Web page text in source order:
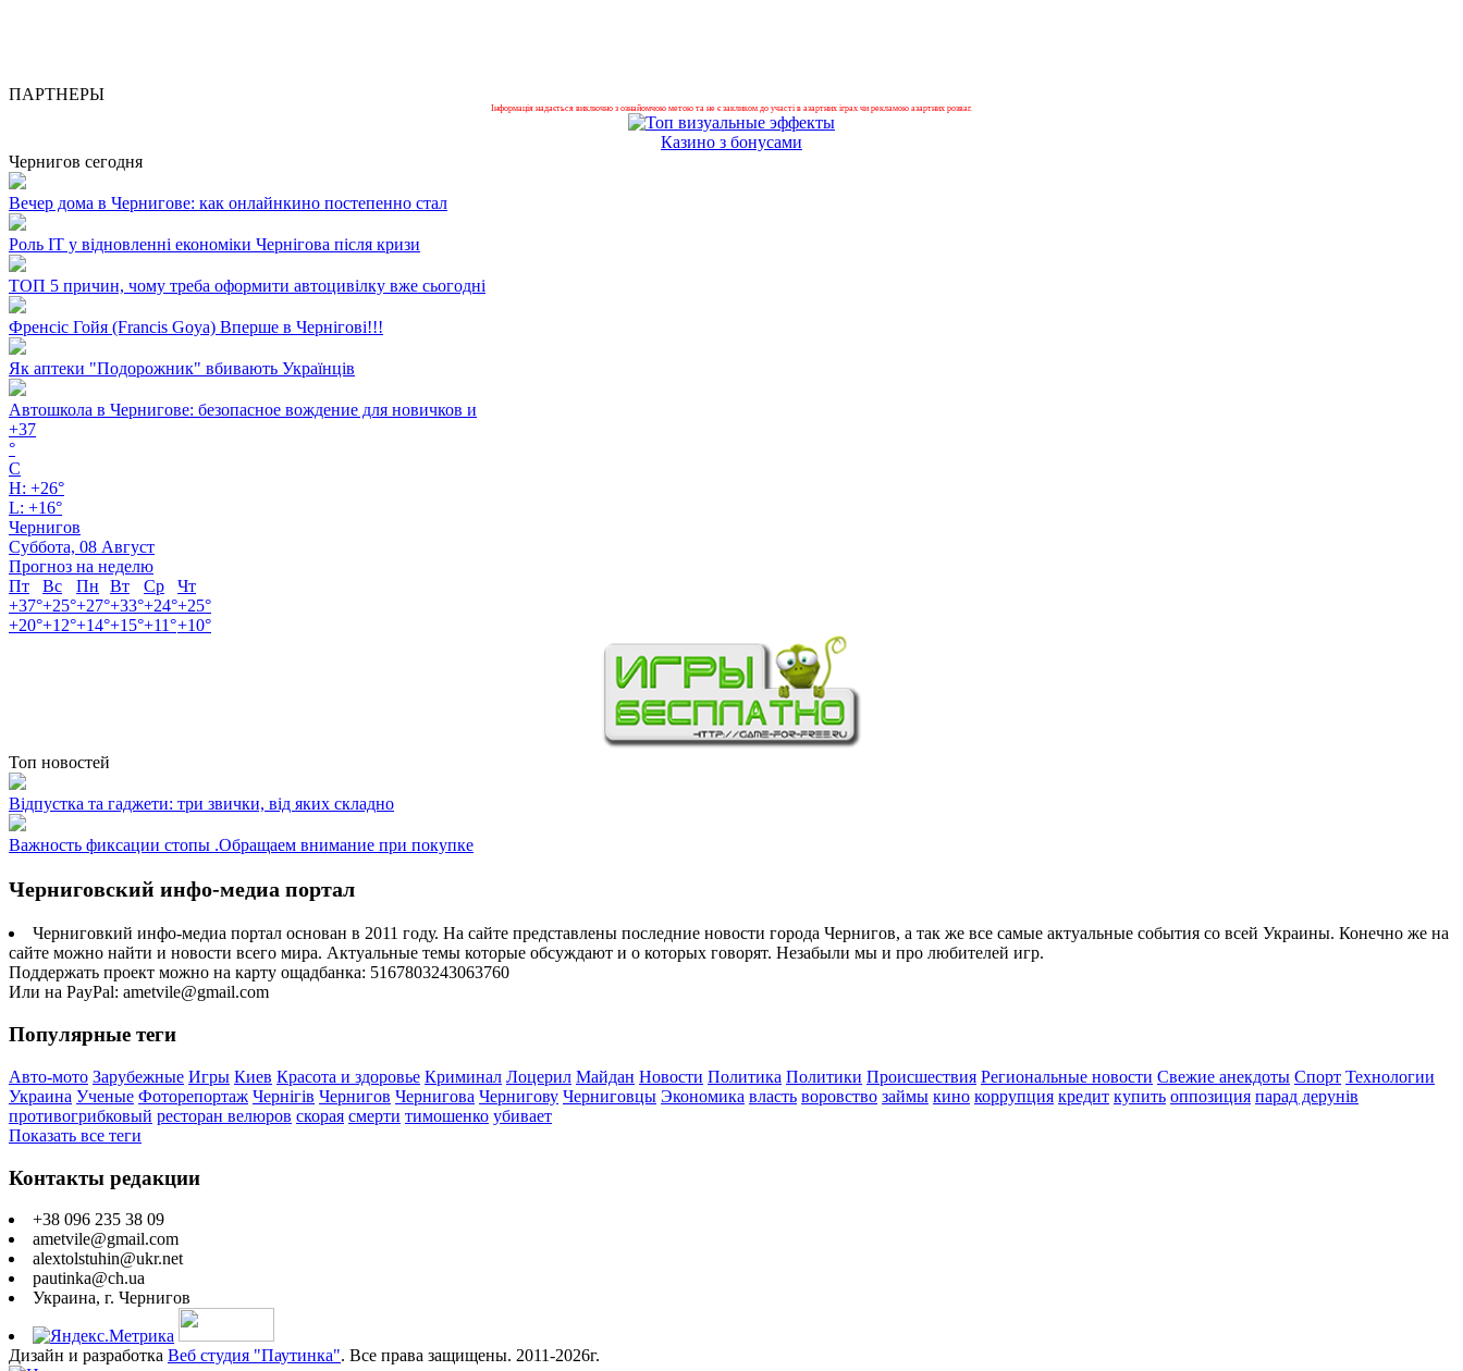
ПАРТНЕРЫ
Інформація надається виключно з ознайомчою метою та не є закликом до участі в азартних іграх чи рекламою азартних розваг.
Казино з бонусами
Чернигов сегодня
Вечер дома в Чернигове: как онлайнкино постепенно стал
Роль ІТ у відновленні економіки Чернігова після кризи
ТОП 5 причин, чому треба оформити автоцивілку вже сьогодні
Френсіс Гойя (Francis Goya) Вперше в Чернігові!!!
Як аптеки "Подорожник" вбивають Українців
Автошкола в Чернигове: безопасное вождение для новичков и
+37
°
C
H: +26°
L: +16°
Чернигов
Суббота, 08 Август
Прогноз на неделю
Пт
Вс Пн Вт Ср
Чт
+37°+25°+27°+33°+24°+25°
+20°+12°+14°+15°+11°+10°
Топ новостей
Відпустка та гаджети: три звички, від яких складно
Важность фиксации стопы .Обращаем внимание при покупке
Черниговский инфо-медиа портал
Черниговкий инфо-медиа портал основан в 2011 году. На сайте представлены последние новости города Чернигов, а так же все самые актуальные события со всей Украины. Конечно же на
сайте можно найти и новости всего мира. Актуальные темы которые обсуждают и о которых говорят. Незабыли мы и про любителей игр.
Поддержать проект можно на карту ощадбанка: 5167803243063760
Или на PayPal: ametvile@gmail.com
Популярные теги
Авто-мото Зарубежные Игры Киев Красота и здоровье Криминал Лоцерил Майдан Новости Политика Политики Происшествия Региональные новости Свежие анекдоты Спорт Технологии
Украина Ученые Фоторепортаж Чернігів Чернигов Чернигова Чернигову Черниговцы Экономика власть воровство займы кино коррупция кредит купить оппозиция парад дерунів
противогрибковый ресторан велюров скорая смерти тимошенко убивает
Показать все теги
Контакты редакции
+38 096 235 38 09
ametvile@gmail.com
alextolstuhin@ukr.net
pautinka@ch.ua
Украина, г. Чернигов
Дизайн и разработка Веб студия "Паутинка". Все права защищены. 2011-2026г.